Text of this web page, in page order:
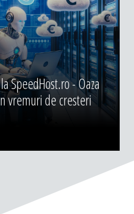
SpeedHost.ro - Oaza
vremuri de cresteri